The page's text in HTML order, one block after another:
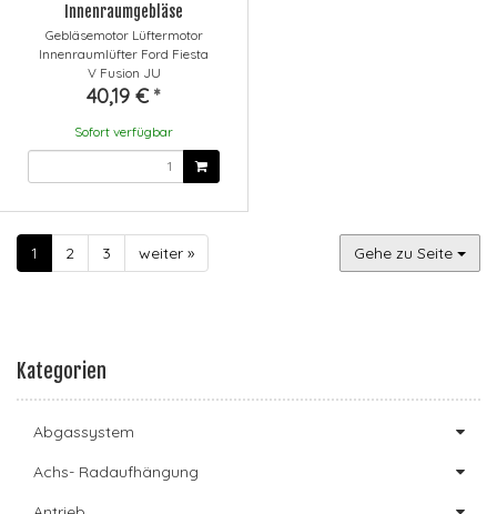
Innenraumgebläse
Gebläsemotor Lüftermotor
Innenraumlüfter Ford Fiesta
V Fusion JU
40,19 € *
Sofort verfügbar
1 2 3 weiter » Gehe zu Seite
Kategorien
Abgassystem
Achs- Radaufhängung